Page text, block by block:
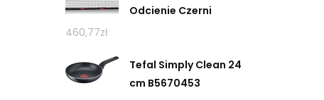
Odcienie Czerni
460,77zł
Tefal Simply Clean 24
cm B5670453